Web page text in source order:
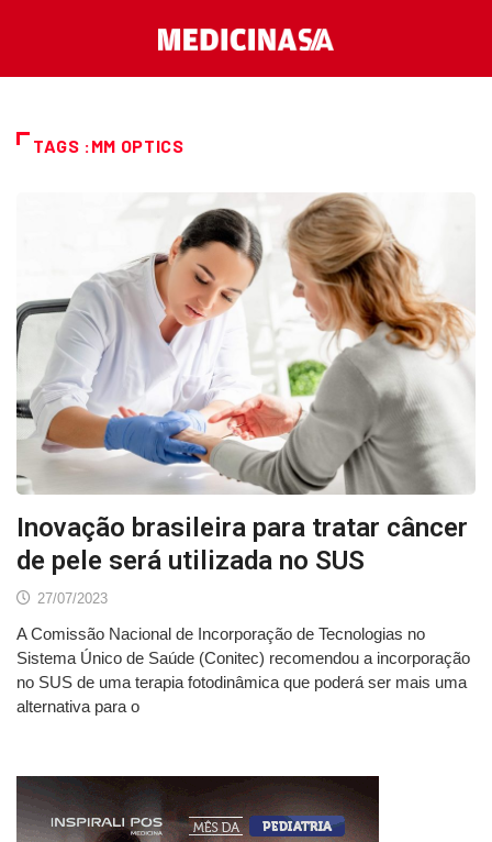
TAGS :MM OPTICS
Inovação brasileira para tratar câncer
de pele será utilizada no SUS
27/07/2023
A Comissão Nacional de Incorporação de Tecnologias no
Sistema Único de Saúde (Conitec) recomendou a incorporação
no SUS de uma terapia fotodinâmica que poderá ser mais uma
alternativa para o